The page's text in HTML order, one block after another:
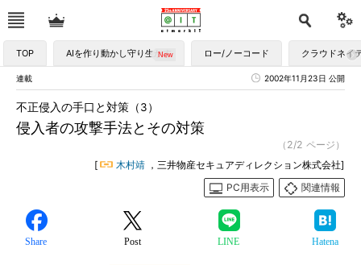
TOP AIを作り動かし守り生かす ロー/ノーコード クラウドネイ
連載 2002年11月23日 公開
侵入者の攻撃手法とその対策
不正侵入の手口と対策（3）
（2/2 ページ）
[
木村靖 ，三井物産セキュアディレクション株式会社]
PC用表示
関連情報
Share Post LINE Hatena